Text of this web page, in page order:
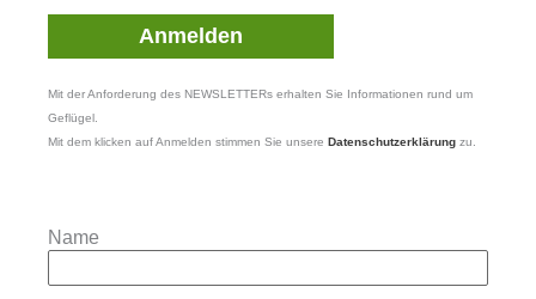
Mit der Anforderung des NEWSLETTERs erhalten Sie Informationen rund um
Geflügel.
Mit dem klicken auf Anmelden stimmen Sie unsere Datenschutzerklärung zu.
Name